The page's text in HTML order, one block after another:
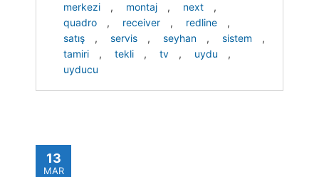
merkezi
, montaj , next
,
quadro
, receiver , redline
,
satış
, servis , seyhan , sistem
,
tamiri
, tekli , tv , uydu
,
uyducu
13
MAR